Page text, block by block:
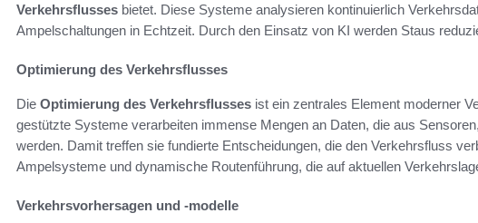
Verkehrsflusses bietet. Diese Systeme analysieren kontinuierlich
Ampelschaltungen in Echtzeit. Durch den Einsatz von KI werden Staus
Optimierung des Verkehrsflusses
Die Optimierung des Verkehrsflusses ist ein zentrales Element moderner
gestützte Systeme verarbeiten immense Mengen an Daten, die aus
werden. Damit treffen sie fundierte Entscheidungen, die den Verkehrsfluss
Ampelsysteme und dynamische Routenführung, die auf aktuellen
Verkehrsvorhersagen und -modelle